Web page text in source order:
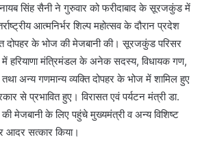
नायब सिंह सैनी ने गुरुवार को फरीदाबाद के सूरजकुंड में
आत्मनिर्भर शिल्प महोत्सव के दौरान प्रदेश
के भोज की मेजबानी की। सूरजकुंड परिसर
हरियाणा मंत्रिमंडल के अनेक सदस्य, विधायक गण,
अन्य गणमान्य व्यक्ति दोपहर के भोज में शामिल हुए
से प्रभावित हुए। विरासत एवं पर्यटन मंत्री डा.
की मेजबानी के लिए पहुंचे मुख्यमंत्री व अन्य विशिष्ट
आदर सत्कार किया।